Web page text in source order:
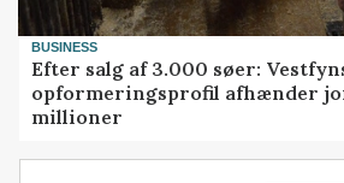
BUSINESS
Efter salg af 3.000 søer:
opformeringsprofil afhænder
millioner